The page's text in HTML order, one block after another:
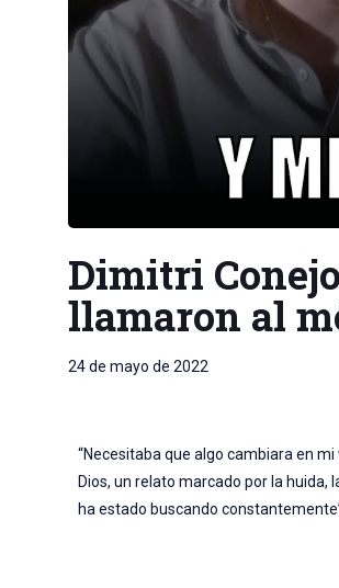
Dimitri
llamaron al
24 de mayo de 2022
“Necesitaba que algo cambiara en
Dios, un relato marcado por la huida,
ha estado buscando